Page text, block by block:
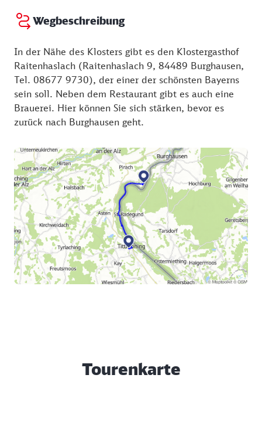
Wegbeschreibung
In der Nähe des Klosters gibt es den Klostergasthof
Raitenhaslach (Raitenhaslach 9, 84489 Burghausen,
Tel. 08677 9730), der einer der schönsten Bayerns
sein soll. Neben dem Restaurant gibt es auch eine
Brauerei. Hier können Sie sich stärken, bevor es
zurück nach Burghausen geht.
Tourenkarte